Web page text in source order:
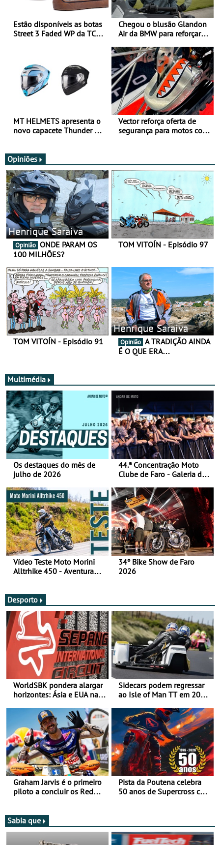
Estão disponíveis as botas
Street 3 Faded WP da TCX
Chegou o blusão Glandon
Air da BMW para reforçar
verão
MT HELMETS apresenta o
novo capacete Thunder 4 R
Vector reforça oferta de
segurança para motos com
Opiniões
Henrique Saraiva
Opinião
100 MILHÕES?
TOM VITOÍN - Episódio 97
TOM VITOÍN - Episódio 91
Henrique Saraiva
Opinião
É O QUE ERA…
Multimédia
Os destaques do mês de
julho de 2026
44.ª Concentração Moto
Clube de Faro - Galeria de
Vídeo Teste Moto Morini
Alltrhike 450 - Aventura
34º Bike Show de Faro
2026
Desporto
WorldSBK pondera alargar
horizontes: Ásia e EUA na
Sidecars podem regressar
ao Isle of Man TT em 2027
Graham Jarvis é o primeiro
piloto a concluir os Red
Pista da Poutena celebra
50 anos de Supercross com
Sabia que